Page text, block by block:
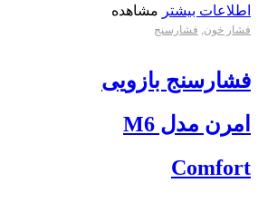
اطلاعات بیشتر مشاهده
فشار خون, فشارسنج
فشارسنج بازویی
امرن مدل M6
Comfort